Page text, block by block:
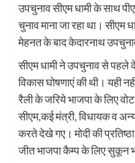
उपचुनाव सीएम धामी के साथ
चुनाव माना जा रहा था। सीएम
मेहनत के बाद केदारनाथ
सीएम धामी ने उपचुनाव से पहले
विकास घोषणाएं की थी। यही
रैली के जरिये भाजपा के लिए
सीएम,कई मंत्री, विधायक व
करते देखे गए। मोदी की
जीत भाजपा कैम्प के लिए सुकून